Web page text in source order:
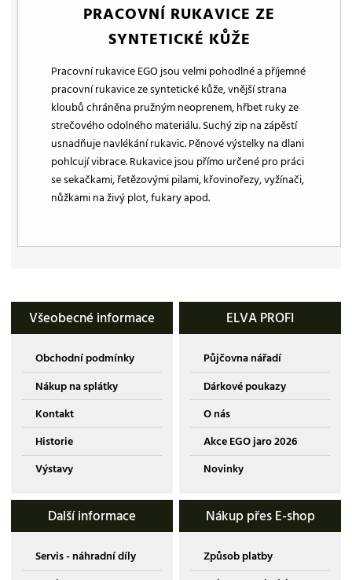
PRACOVNÍ RUKAVICE ZE
SYNTETICKÉ KŮŽE
Pracovní rukavice EGO jsou velmi pohodlné a příjemné
pracovní rukavice ze syntetické kůže, vnější strana
kloubů chráněna pružným neoprenem, hřbet ruky ze
strečového odolného materiálu. Suchý zip na zápěstí
usnadňuje navlékání rukavic. Pěnové výstelky na dlani
pohlcují vibrace. Rukavice jsou přímo určené pro práci
se sekačkami, řetězovými pilami, křovinořezy, vyžínači,
nůžkami na živý plot, fukary apod.
Všeobecné informace
Obchodní podmínky
Nákup na splátky
Kontakt
Historie
Výstavy
ELVA PROFI
Půjčovna nářadí
Dárkové poukazy
O nás
Akce EGO jaro 2026
Novinky
Další informace
Servis - náhradní díly
Nákup přes E-shop
Způsob platby